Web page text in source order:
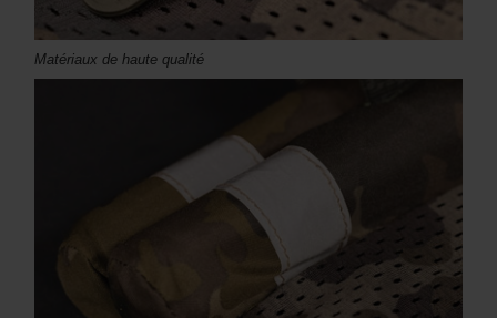
Matériaux de haute qualité